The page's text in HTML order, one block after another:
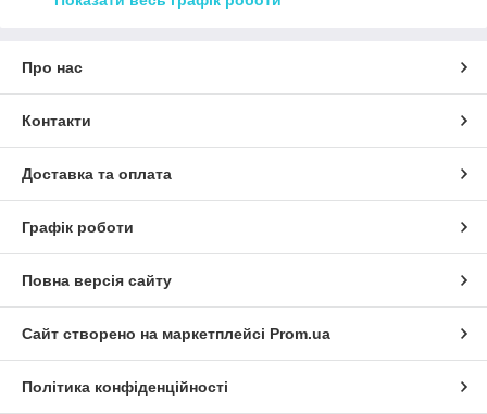
Про нас
Контакти
Доставка та оплата
Графік роботи
Повна версія сайту
Сайт створено на маркетплейсі Prom.ua
Політика конфіденційності